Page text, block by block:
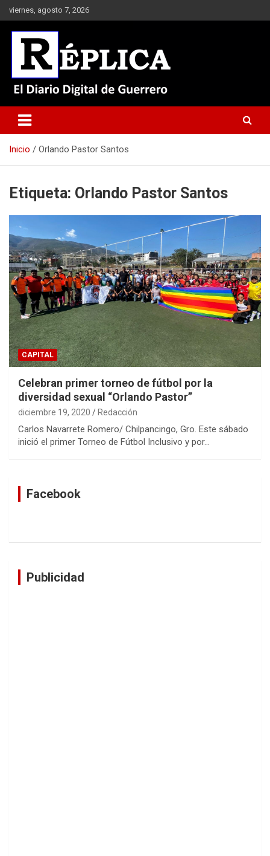
Saltar
al
contenido
viernes, agosto 7, 2026
Réplica
Inicio Orlando Pastor Santos
Etiqueta: Orlando Pastor Santos
CAPITAL
Celebran primer torneo de fútbol por la
diversidad sexual “Orlando Pastor”
diciembre 19, 2020 Redacción
Carlos Navarrete Romero/ Chilpancingo, Gro. Este sábado
inició el primer Torneo de Fútbol Inclusivo y por…
Facebook
Publicidad